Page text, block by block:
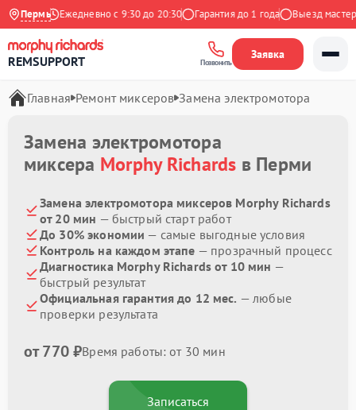
ПермьЕжедневно с 9:30 до 20:30 Гарантия до 1 года Выезд мастера
REMSUPPORT Позвонить
Заявка
Главная Ремонт миксеров Замена электромотора
Замена электромотора
миксера Morphy Richards в Перми
Замена электромотора миксеров Morphy Richards
от 20 мин — быстрый старт работ
До 30% экономии — самые выгодные условия
Контроль на каждом этапе — прозрачный процесс
Диагностика Morphy Richards от 10 мин —
быстрый результат
Официальная гарантия до 12 мес. — любые
проверки результата
от 770 ₽Время работы: от 30 мин
Записаться